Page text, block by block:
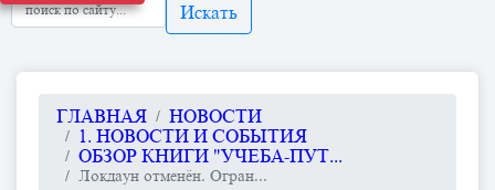
Искать
ГЛАВНАЯ
НОВОСТИ
1. НОВОСТИ И СОБЫТИЯ
ОБЗОР КНИГИ "УЧЕБА-ПУТ...
Локдаун отменён. Огран...